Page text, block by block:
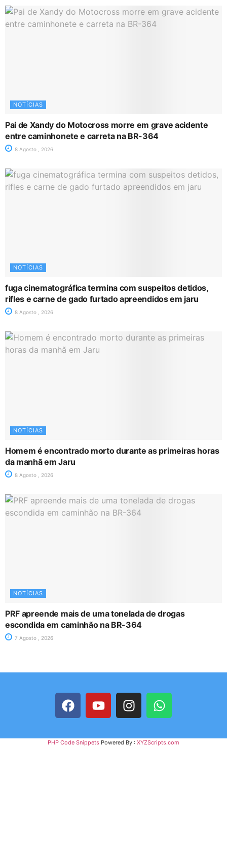
NOTÍCIAS
Pai de Xandy do Motocross morre em grave acidente
entre caminhonete e carreta na BR-364
8 Agosto , 2026
NOTÍCIAS
fuga cinematográfica termina com suspeitos detidos,
rifles e carne de gado furtado apreendidos em jaru
8 Agosto , 2026
NOTÍCIAS
Homem é encontrado morto durante as primeiras horas
da manhã em Jaru
8 Agosto , 2026
NOTÍCIAS
PRF apreende mais de uma tonelada de drogas
escondida em caminhão na BR-364
7 Agosto , 2026
PHP Code Snippets Powered By : XYZScripts.com